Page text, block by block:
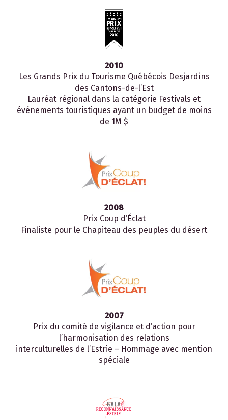
2010
Les Grands Prix du Tourisme Québécois Desjardins
des Cantons-de-l’Est
Lauréat régional dans la catégorie Festivals et
événements touristiques ayant un budget de moins
de 1M $
2008
Prix Coup d’Éclat
Finaliste pour le Chapiteau des peuples du désert
2007
Prix du comité de vigilance et d’action pour
l’harmonisation des relations
interculturelles de l’Estrie – Hommage avec mention
spéciale